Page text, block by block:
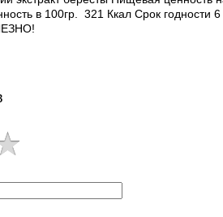
в 100гр. 321 Ккал Срок